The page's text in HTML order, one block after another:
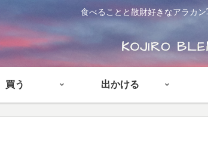
食べることと散財好きなアラカ
買う 出かける